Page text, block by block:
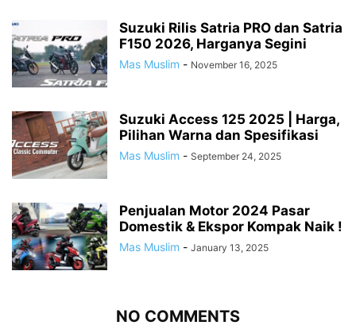
Suzuki Rilis Satria PRO dan Satria
F150 2026, Harganya Segini
Mas Muslim - November 16, 2025
Suzuki Access 125 2025 | Harga,
Pilihan Warna dan Spesifikasi
Mas Muslim - September 24, 2025
Penjualan Motor 2024 Pasar
Domestik & Ekspor Kompak Naik !
Mas Muslim - January 13, 2025
NO COMMENTS